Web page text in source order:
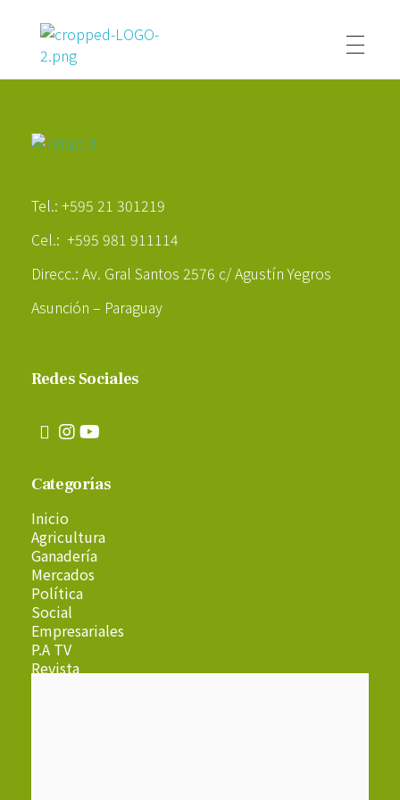
Poder Agropecuario
Tel.: +595 21 301219
Cel.: +595 981 911114
Direcc.: Av. Gral Santos 2576 c/ Agustín Yegros
Asunción – Paraguay
Redes Sociales
Categorías
Inicio
Agricultura
Ganadería
Mercados
Política
Social
Empresariales
P.A TV
Revista